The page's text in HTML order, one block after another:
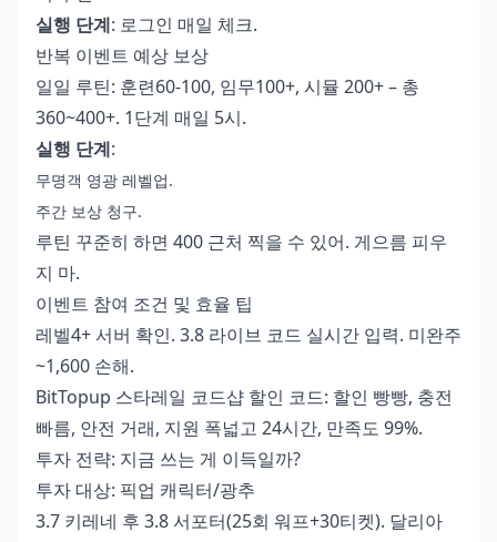
실행 단계: 로그인 매일 체크.
반복 이벤트 예상 보상
일일 루틴: 훈련60-100, 임무100+, 시뮬 200+ – 총
360~400+. 1단계 매일 5시.
실행 단계:
무명객 영광 레벨업.
주간 보상 청구.
루틴 꾸준히 하면 400 근처 찍을 수 있어. 게으름 피우
지 마.
이벤트 참여 조건 및 효율 팁
레벨4+ 서버 확인. 3.8 라이브 코드 실시간 입력. 미완주
~1,600 손해.
BitTopup 스타레일 코드샵 할인 코드: 할인 빵빵, 충전
빠름, 안전 거래, 지원 폭넓고 24시간, 만족도 99%.
투자 전략: 지금 쓰는 게 이득일까?
투자 대상: 픽업 캐릭터/광추
3.7 키레네 후 3.8 서포터(25회 워프+30티켓). 달리아